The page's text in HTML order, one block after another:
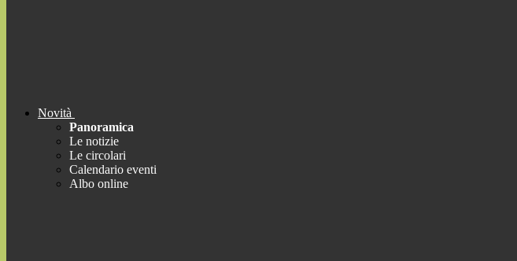
Novità
Panoramica
Le notizie
Le circolari
Calendario eventi
Albo online